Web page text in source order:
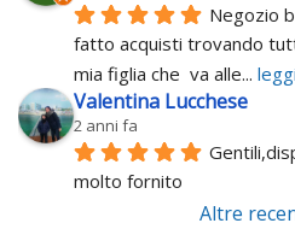
Negozio
fatto acquisti trovando
mia figlia che  va alle...
Valentina Lucchese
2 anni fa
molto fornito
Altre